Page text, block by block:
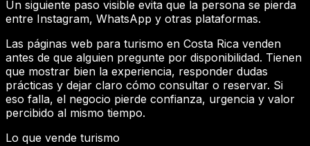
Un siguiente paso visible evita que la persona se pierda
entre Instagram, WhatsApp y otras plataformas.
Las páginas web para turismo en Costa Rica venden
antes de que alguien pregunte por disponibilidad. Tienen
que mostrar bien la experiencia, responder dudas
prácticas y dejar claro cómo consultar o reservar. Si
eso falla, el negocio pierde confianza, urgencia y valor
percibido al mismo tiempo.
Lo que vende turismo